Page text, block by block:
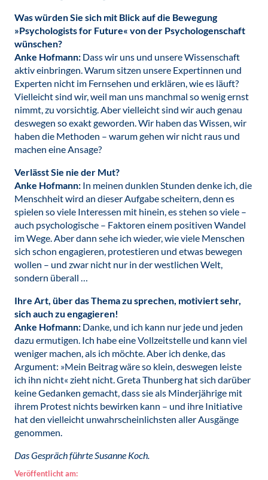
Was würden Sie sich mit Blick auf die Bewegung
»Psychologists for Future« von der Psychologenschaft
wünschen?
Anke Hofmann: Dass wir uns und unsere Wissenschaft
aktiv einbringen. Warum sitzen unsere Expertinnen und
Experten nicht im Fernsehen und erklären, wie es läuft?
Vielleicht sind wir, weil man uns manchmal so wenig ernst
nimmt, zu vorsichtig. Aber vielleicht sind wir auch genau
deswegen so exakt geworden. Wir haben das Wissen, wir
haben die Methoden – warum gehen wir nicht raus und
machen eine Ansage?
Verlässt Sie nie der Mut?
Anke Hofmann: In meinen dunklen Stunden denke ich, die
Menschheit wird an dieser Aufgabe scheitern, denn es
spielen so viele Interessen mit hinein, es stehen so viele –
auch psychologische – Faktoren einem positiven Wandel
im Wege. Aber dann sehe ich wieder, wie viele Menschen
sich schon engagieren, protestieren und etwas bewegen
wollen – und zwar nicht nur in der westlichen Welt,
sondern überall …
Ihre Art, über das Thema zu sprechen, motiviert sehr,
sich auch zu engagieren!
Anke Hofmann: Danke, und ich kann nur jede und jeden
dazu ermutigen. Ich habe eine Vollzeitstelle und kann viel
weniger machen, als ich möchte. Aber ich denke, das
Argument: »Mein Beitrag wäre so klein, deswegen leiste
ich ihn nicht« zieht nicht. Greta Thunberg hat sich darüber
keine Gedanken gemacht, dass sie als Minderjährige mit
ihrem Protest nichts bewirken kann – und ihre Initiative
hat den vielleicht unwahrscheinlichsten aller Ausgänge
genommen.
Das Gespräch führte Susanne Koch.
Veröffentlicht am: